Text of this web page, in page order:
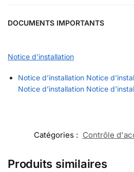
DOCUMENTS IMPORTANTS
Notice d’installation
Notice d’installation Notice
Notice d’installation Notice
Catégories : Contrôle
Produits similaires